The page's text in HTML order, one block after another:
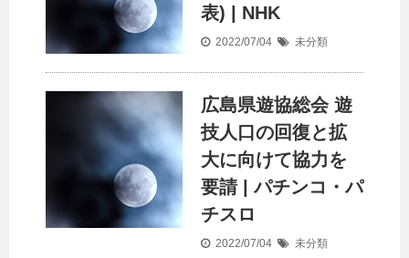
表) | NHK
2022/07/04 未分類
広島県遊協総会 遊
技人口 の回復と拡
大に向けて協力を
要請 | パチンコ・パ
チスロ
2022/07/04 未分類